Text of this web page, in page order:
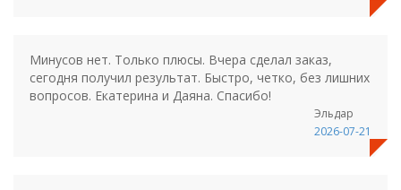
Минусов нет. Только плюсы. Вчера сделал заказ,
сегодня получил результат. Быстро, четко, без лишних
вопросов. Екатерина и Даяна. Спасибо!
Эльдар
2026-07-21